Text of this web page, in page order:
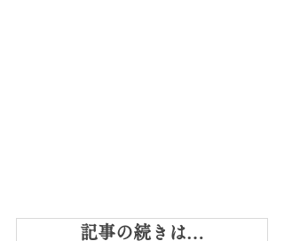
記事の続きは…